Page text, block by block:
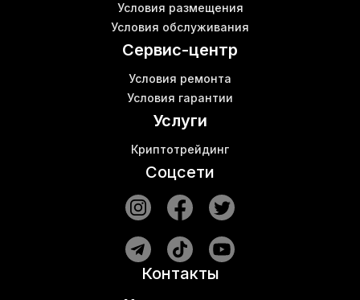
Витая пара купить в Харькове
Условия размещения
Условия обслуживания
Сервис-центр
Условия ремонта
Условия гарантии
Услуги
Криптотрейдинг
Соцсети
Контакты